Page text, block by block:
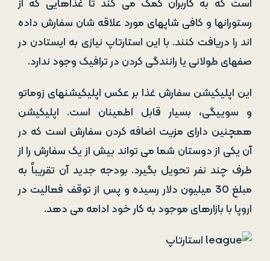
است که به کاربران کمک می کند تا غذاهایی که از
رستورانها و کافی شاپهای مورد علاقه شان سفارش داده
اند را دریافت کنند. با این استارتاپ نیازی به ایستادن در
صفهای طولانی یا رانندگی کردن در ترافیک وجود ندارد.
این اپلیکیشن سفارش غذا بر عکس اپلیکیشنهای زوماتو
و سوییگی، بسیار قابل اطمینان است. اپلیکیشن
همچنین دارای مزیت اضافه کردن سفارش است که در
آن یکی از دوستان شما می تواند بیش از یک سفارش را از
طرف چند نفر تحویل بگیرد. بودجه جدید آن تقریباً به
مبلغ 30 میلیون دلار رسیده و پس از توقف فعالیت در
اروپا با بازارهای موجود به کار خود ادامه می دهد.